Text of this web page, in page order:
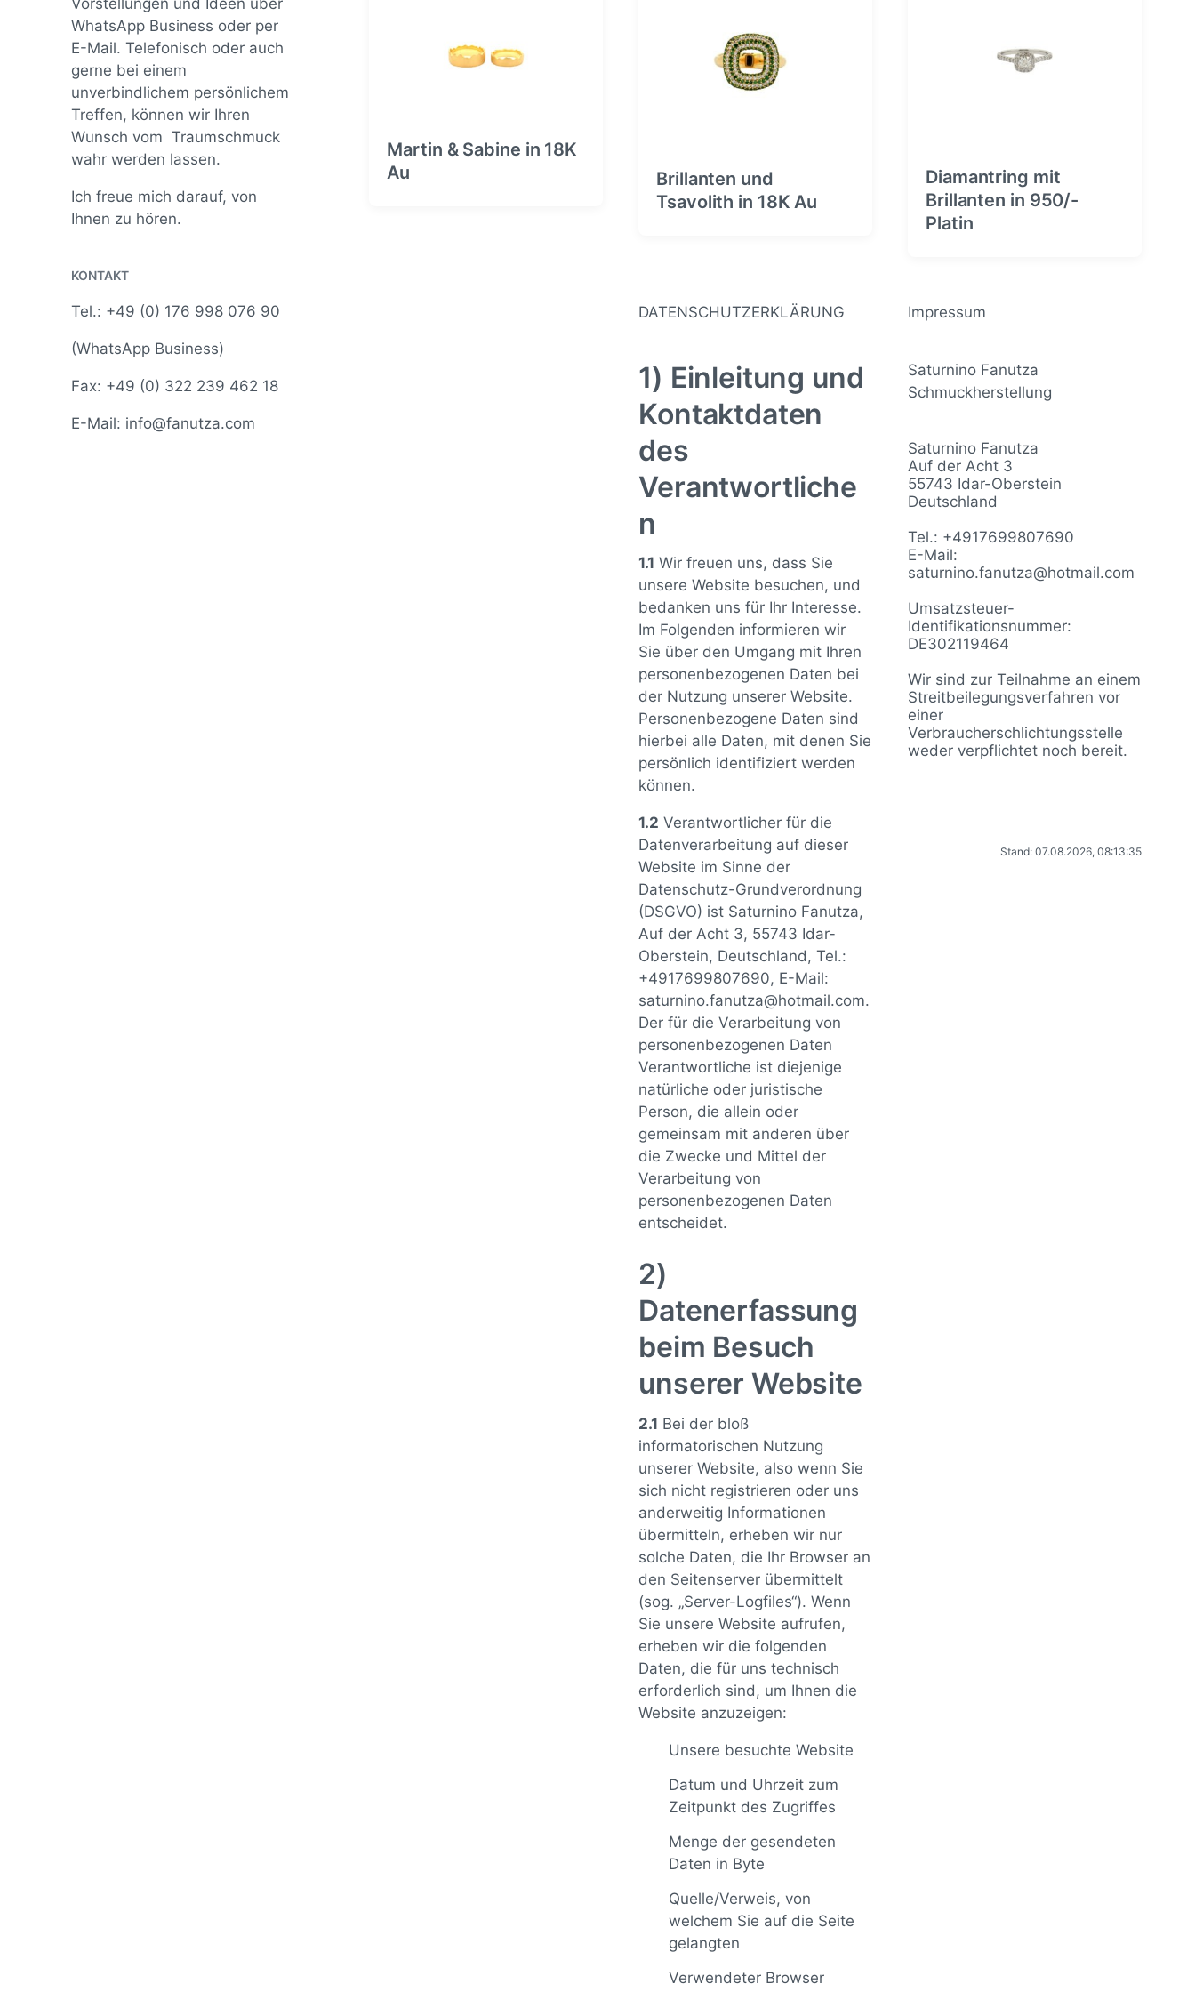
WhatsApp Business oder per
E-Mail. Telefonisch oder auch
gerne bei einem
unverbindlichem persönlichem
Treffen, können wir Ihren
Wunsch vom Traumschmuck
wahr werden lassen.
Ich freue mich darauf, von
Ihnen zu hören.
KONTAKT
Tel.: +49 (0) 176 998 076 90
(WhatsApp Business)
Fax: +49 (0) 322 239 462 18
E-Mail: info@fanutza.com
Martin & Sabine in 18K
Au
Brillanten und
Tsavolith in 18K Au
Diamantring mit
Brillanten in 950/-
Platin
DATENSCHUTZERKLÄRUNG
1) Einleitung und
Kontaktdaten
des
Verantwortliche
n
1.1 Wir freuen uns, dass Sie
unsere Website besuchen, und
bedanken uns für Ihr Interesse.
Im Folgenden informieren wir
Sie über den Umgang mit Ihren
personenbezogenen Daten bei
der Nutzung unserer Website.
Personenbezogene Daten sind
hierbei alle Daten, mit denen Sie
persönlich identifiziert werden
können.
1.2 Verantwortlicher für die
Datenverarbeitung auf dieser
Website im Sinne der
Datenschutz-Grundverordnung
(DSGVO) ist Saturnino Fanutza,
Auf der Acht 3, 55743 Idar-
Oberstein, Deutschland, Tel.:
+4917699807690, E-Mail:
saturnino.fanutza@hotmail.com.
Der für die Verarbeitung von
personenbezogenen Daten
Verantwortliche ist diejenige
natürliche oder juristische
Person, die allein oder
gemeinsam mit anderen über
die Zwecke und Mittel der
Verarbeitung von
personenbezogenen Daten
entscheidet.
2)
Datenerfassung
beim Besuch
unserer Website
2.1 Bei der bloß
informatorischen Nutzung
unserer Website, also wenn Sie
sich nicht registrieren oder uns
anderweitig Informationen
übermitteln, erheben wir nur
solche Daten, die Ihr Browser an
den Seitenserver übermittelt
(sog. „Server-Logfiles“). Wenn
Sie unsere Website aufrufen,
erheben wir die folgenden
Daten, die für uns technisch
erforderlich sind, um Ihnen die
Website anzuzeigen:
Unsere besuchte Website
Datum und Uhrzeit zum
Zeitpunkt des Zugriffes
Menge der gesendeten
Daten in Byte
Quelle/Verweis, von
welchem Sie auf die Seite
gelangten
Verwendeter Browser
Impressum
Saturnino Fanutza
Schmuckherstellung
Saturnino Fanutza
Auf der Acht 3
55743 Idar-Oberstein
Deutschland
Tel.: +4917699807690
E-Mail:
saturnino.fanutza@hotmail.com
Umsatzsteuer-
Identifikationsnummer:
DE302119464
Wir sind zur Teilnahme an einem
Streitbeilegungsverfahren vor
einer
Verbraucherschlichtungsstelle
weder verpflichtet noch bereit.
Stand: 07.08.2026, 08:13:35